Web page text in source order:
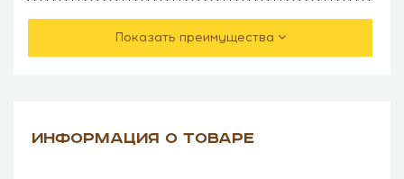
Показать преимущества
ИНФОРМАЦИЯ О ТОВАРЕ